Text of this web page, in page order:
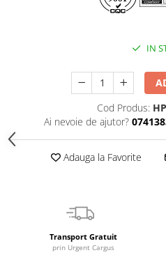
IN
Cod Produs:
Ai nevoie de ajutor?
Adauga la Favorite
Transport Gratuit
prin Urgent Cargus